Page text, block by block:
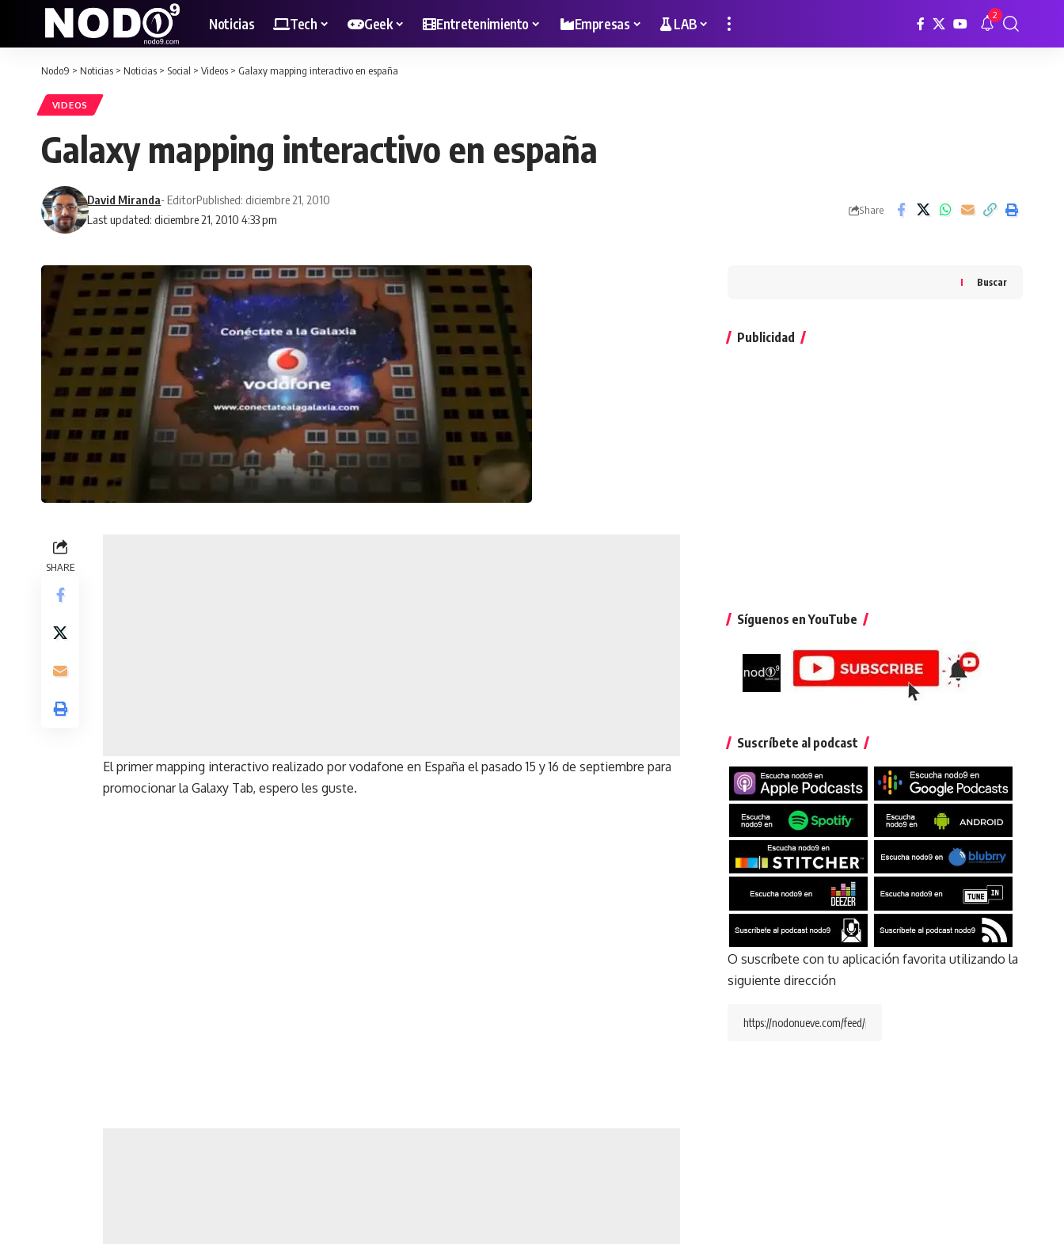
Noticias Tech Geek Entretenimiento Empresas LAB 2
Nodo9 > Noticias > Noticias > Social > Videos > Galaxy mapping interactivo en españa
VIDEOS
Galaxy mapping interactivo en españa
Last updated: diciembre 21, 2010 4:33 pm
David Miranda- EditorPublished: diciembre 21, 2010
Share
SHARE
El primer mapping interactivo realizado por vodafone en España el pasado 15 y 16 de septiembre para
promocionar la Galaxy Tab, espero les guste.
Buscar
Publicidad
Síguenos en YouTube
Suscríbete al podcast
O suscríbete con tu aplicación favorita utilizando la
siguiente dirección